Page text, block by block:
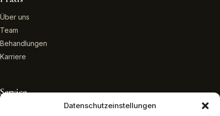
Datenschutzeinstellungen
Über uns
Team
Behandlungen
Karriere
Service